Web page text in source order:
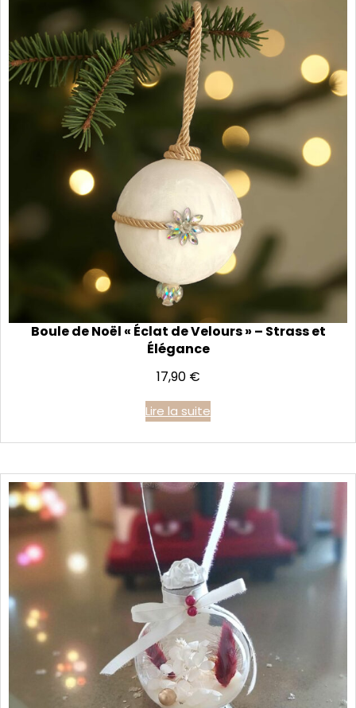
Boule de Noël « Éclat de Velours » – Strass et
Élégance
17,90 €
Lire la suite